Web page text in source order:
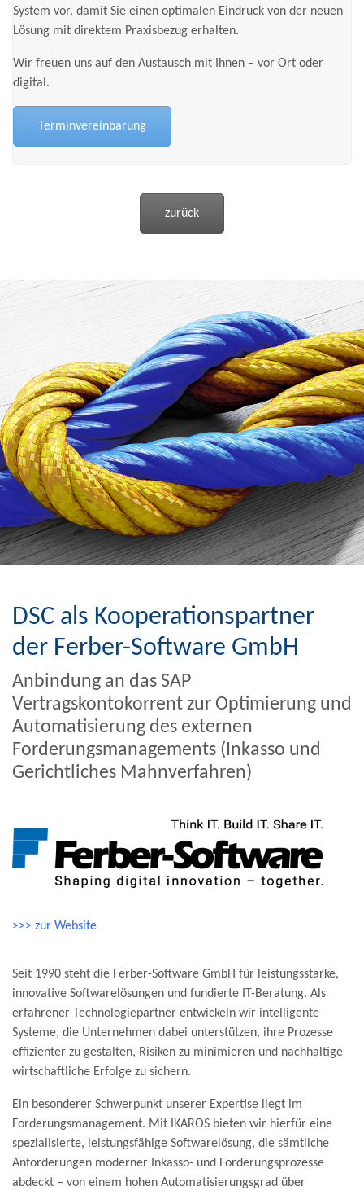
System vor, damit Sie einen optimalen Eindruck von der neuen
Lösung mit direktem Praxisbezug erhalten.
Wir freuen uns auf den Austausch mit Ihnen – vor Ort oder
digital.
Terminvereinbarung
zurück
DSC als Kooperationspartner
der Ferber-Software GmbH
Anbindung an das SAP
Vertragskontokorrent zur Optimierung und
Automatisierung des externen
Forderungsmanagements (Inkasso und
Gerichtliches Mahnverfahren)
>>> zur Website
Seit 1990 steht die Ferber-Software GmbH für leistungsstarke,
innovative Softwarelösungen und fundierte IT-Beratung. Als
erfahrener Technologiepartner entwickeln wir intelligente
Systeme, die Unternehmen dabei unterstützen, ihre Prozesse
effizienter zu gestalten, Risiken zu minimieren und nachhaltige
wirtschaftliche Erfolge zu sichern.
Ein besonderer Schwerpunkt unserer Expertise liegt im
Forderungsmanagement. Mit IKAROS bieten wir hierfür eine
spezialisierte, leistungsfähige Softwarelösung, die sämtliche
Anforderungen moderner Inkasso- und Forderungsprozesse
abdeckt – von einem hohen Automatisierungsgrad über